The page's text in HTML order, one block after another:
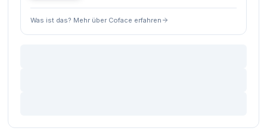
Was ist das? Mehr über Coface erfahren